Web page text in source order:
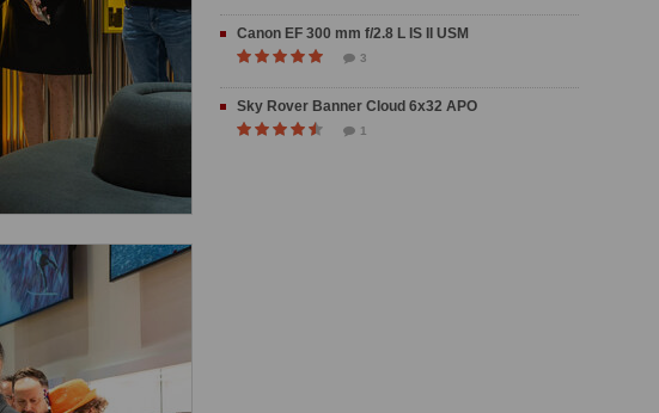
Canon EF 300 mm f/2.8 L IS II USM
3
Sky Rover Banner Cloud 6x32 APO
1